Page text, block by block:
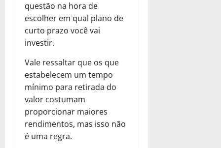
questão na hora de
escolher em qual plano de
curto prazo você vai
investir.
Vale ressaltar que os que
estabelecem um tempo
mínimo para retirada do
valor costumam
proporcionar maiores
rendimentos, mas isso não
é uma regra.